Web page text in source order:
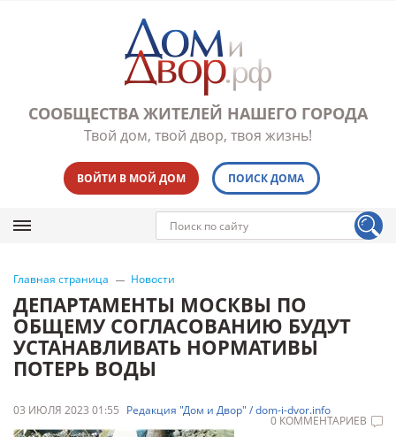
СООБЩЕСТВА ЖИТЕЛЕЙ НАШЕГО ГОРОДА
Твой дом, твой двор, твоя жизнь!
ВОЙТИ В МОЙ ДОМ ПОИСК ДОМА
Главная страница Новости
ДЕПАРТАМЕНТЫ МОСКВЫ ПО
ОБЩЕМУ СОГЛАСОВАНИЮ БУДУТ
УСТАНАВЛИВАТЬ НОРМАТИВЫ
ПОТЕРЬ ВОДЫ
03 ИЮЛЯ 2023 01:55 Редакция "Дом и Двор" / dom-i-dvor.info
0 КОММЕНТАРИЕВ